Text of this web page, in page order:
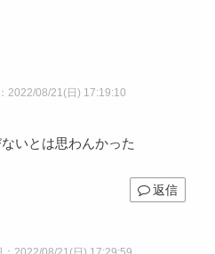
2022/08/21(日) 17:19:10
いとは思わんかった
返信